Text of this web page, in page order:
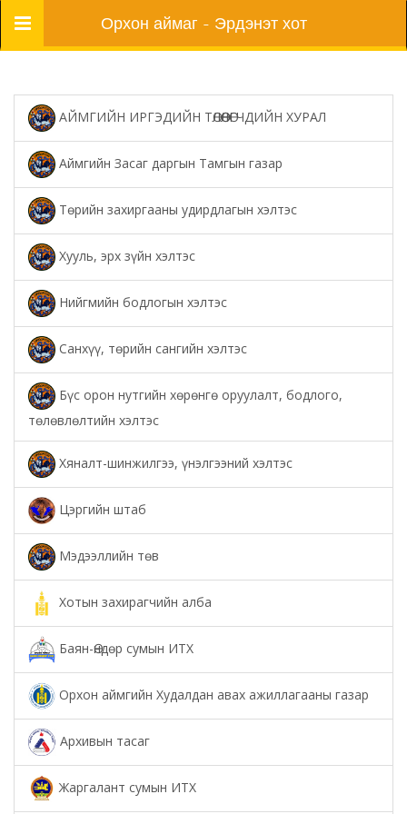
Цэс Орхон аймаг - Эрдэнэт хот
АЙМГИЙН ИРГЭДИЙН ТӨЛӨӨЛӨГЧДИЙН ХУРАЛ
Аймгийн Засаг даргын Тамгын газар
Төрийн захиргааны удирдлагын хэлтэс
Хууль, эрх зүйн хэлтэс
Нийгмийн бодлогын хэлтэс
Санхүү, төрийн сангийн хэлтэс
Бүс орон нутгийн хөрөнгө оруулалт, бодлого,
төлөвлөлтийн хэлтэс
Хяналт-шинжилгээ, үнэлгээний хэлтэс
Цэргийн штаб
Мэдээллийн төв
Хотын захирагчийн алба
Баян-Өндөр сумын ИТХ
Орхон аймгийн Худалдан авах ажиллагааны газар
Архивын тасаг
Жаргалант сумын ИТХ